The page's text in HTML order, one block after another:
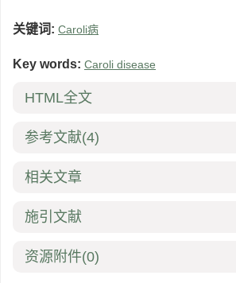
关键词: Caroli病
Key words: Caroli disease
HTML全文
参考文献(4)
相关文章
施引文献
资源附件(0)